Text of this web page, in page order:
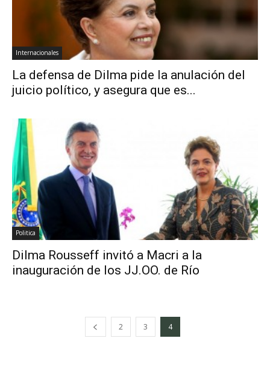
Internacionales
La defensa de Dilma pide la anulación del
juicio político, y asegura que es...
Politica
Dilma Rousseff invitó a Macri a la
inauguración de los JJ.OO. de Río
2 3 4